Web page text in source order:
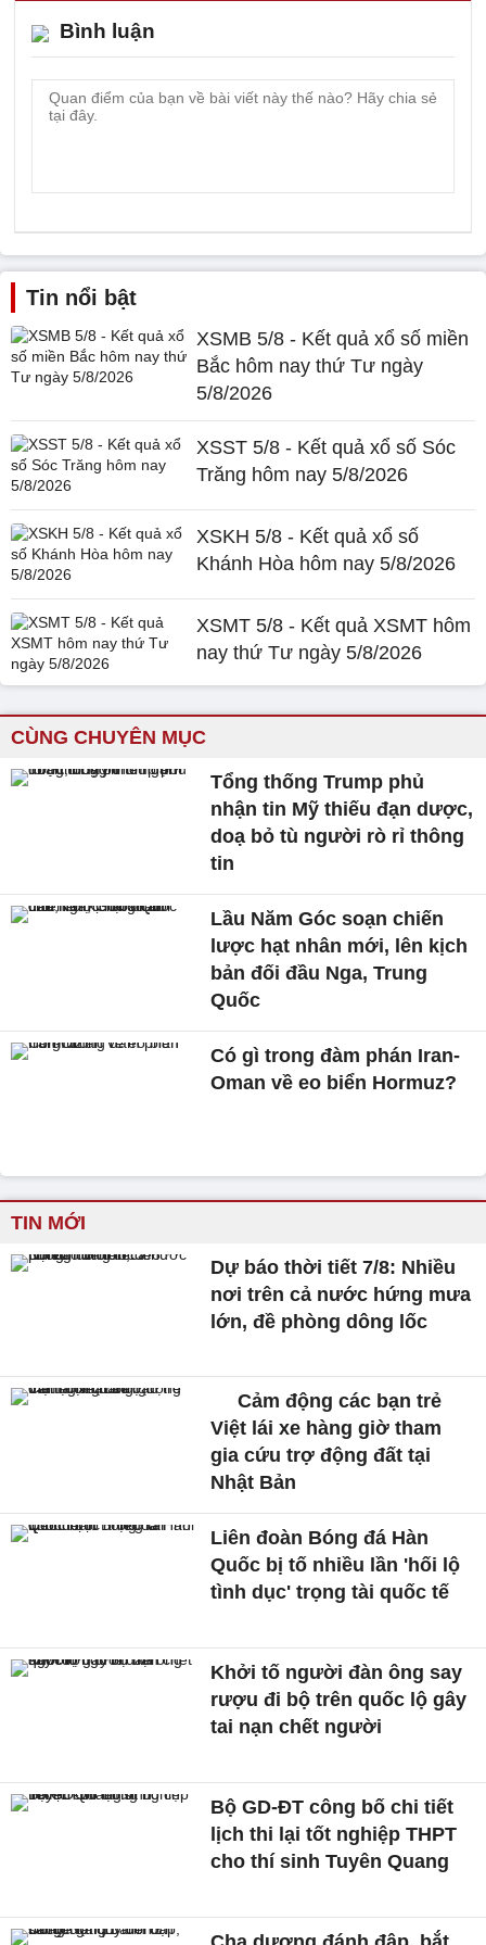
Bình luận
Tin nổi bật
XSMB 5/8 - Kết quả xổ số miền
Bắc hôm nay thứ Tư ngày
5/8/2026
XSST 5/8 - Kết quả xổ số Sóc
Trăng hôm nay 5/8/2026
XSKH 5/8 - Kết quả xổ số
Khánh Hòa hôm nay 5/8/2026
XSMT 5/8 - Kết quả XSMT hôm
nay thứ Tư ngày 5/8/2026
CÙNG CHUYÊN MỤC
Tổng thống Trump phủ
nhận tin Mỹ thiếu đạn dược,
doạ bỏ tù người rò rỉ thông
tin
Lầu Năm Góc soạn chiến
lược hạt nhân mới, lên kịch
bản đối đầu Nga, Trung
Quốc
Có gì trong đàm phán Iran-
Oman về eo biển Hormuz?
TIN MỚI
Dự báo thời tiết 7/8: Nhiều
nơi trên cả nước hứng mưa
lớn, đề phòng dông lốc
Cảm động các bạn trẻ
Việt lái xe hàng giờ tham
gia cứu trợ động đất tại
Nhật Bản
Liên đoàn Bóng đá Hàn
Quốc bị tố nhiều lần 'hối lộ
tình dục' trọng tài quốc tế
Khởi tố người đàn ông say
rượu đi bộ trên quốc lộ gây
tai nạn chết người
Bộ GD-ĐT công bố chi tiết
lịch thi lại tốt nghiệp THPT
cho thí sinh Tuyên Quang